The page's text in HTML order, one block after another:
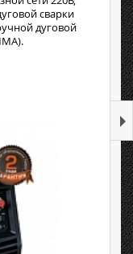
сварки
дуговой